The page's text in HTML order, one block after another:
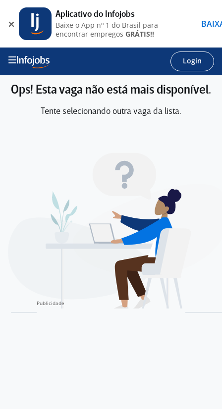
Login
Ops! Esta vaga não está mais disponível.
Tente selecionando outra vaga da lista.
Aplicativo do Infojobs
Baixe o App nº 1 do Brasil para
encontrar empregos GRÁTIS!!